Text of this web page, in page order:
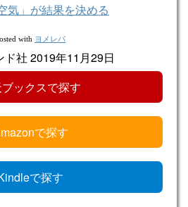
気」が結果を決める
with ヨメレバ
社 2019年11月29日
ックスで探す
で探す
で探す